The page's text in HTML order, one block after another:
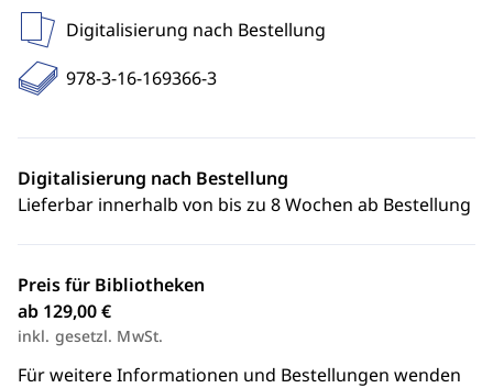
Digitalisierung nach Bestellung
978-3-16-169366-3
Digitalisierung nach Bestellung
Lieferbar innerhalb von bis zu 8 Wochen ab Bestellung
Preis für Bibliotheken
ab 129,00 €
inkl. gesetzl. MwSt.
Für weitere Informationen und Bestellungen wenden